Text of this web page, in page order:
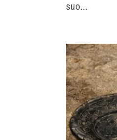
suo...